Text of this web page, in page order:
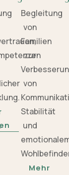
Begleitung
von
Familien
zur
von
Stabilität
und
Mehr